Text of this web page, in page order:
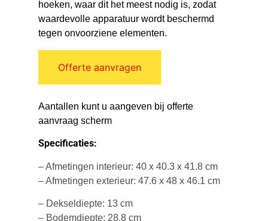
hoeken, waar dit het meest nodig is, zodat
waardevolle apparatuur wordt beschermd
tegen onvoorziene elementen.
Offerte aanvragen
Aantallen kunt u aangeven bij offerte
aanvraag scherm
Specificaties:
– Afmetingen interieur: 40 x 40.3 x 41.8 cm
– Afmetingen exterieur: 47.6 x 48 x 46.1 cm
– Dekseldiepte: 13 cm
– Bodemdiepte: 28.8 cm